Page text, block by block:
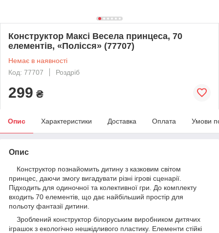
Конструктор Максі Весела принцеса, 70
елементів, «Полісся» (77707)
Немає в наявності
Код: 77707
Роздріб
299 ₴
Опис Характеристики Доставка Оплата Умови
Опис
Конструктор познайомить дитину з казковим світом
принцес, даючи змогу вигадувати різні ігрові сценарії.
Підходить для одиночної та колективної гри. До комплекту
входить 70 елементів, що дає найбільший простір для
польоту фантазії дитини.
Зроблений конструктор білоруським виробником дитячих
іграшок з екологічно нешкідливого пластику. Елементи стійкі